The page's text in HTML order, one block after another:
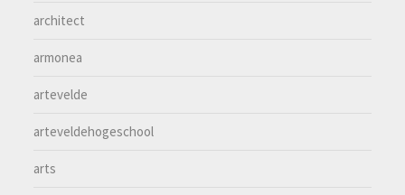
architect
armonea
artevelde
arteveldehogeschool
arts